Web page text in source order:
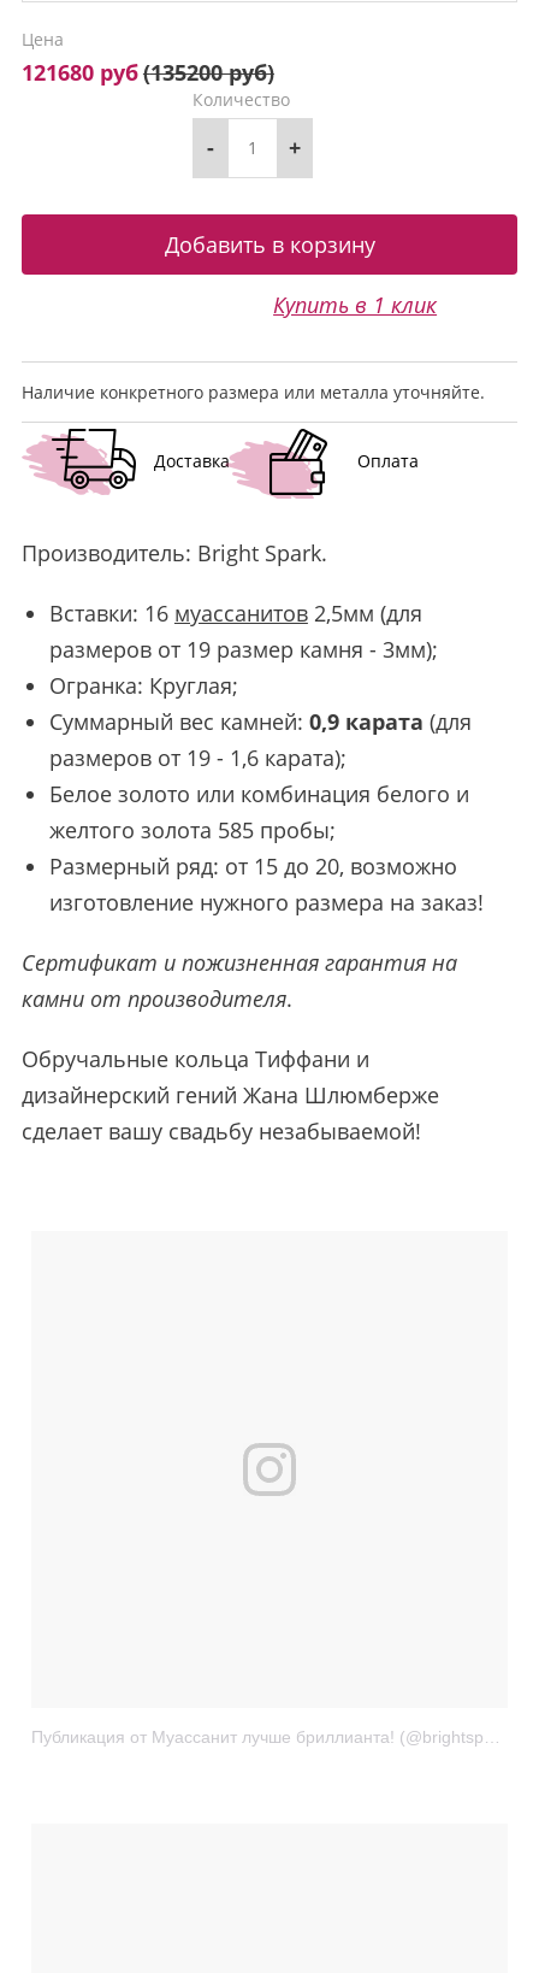
Цена
121680 руб(135200 руб)
Количество
- +
Купить в 1 клик
Наличие конкретного размера или металла уточняйте.
Доставка Оплата
Производитель: Bright Spark.
Вставки: 16 муассанитов2,5мм (для
размеров от 19 размер камня - 3мм);
Огранка: Круглая;
Суммарный вес камней: 0,9 карата (для
размеров от 19 - 1,6 карата);
Белое золото или комбинация белого и
желтого золота 585 пробы;
Размерный ряд: от 15 до 20, возможно
изготовление нужного размера на заказ!
Сертификат и пожизненная гарантия на
камни от производителя.
Обручальные кольца Тиффани и
дизайнерский гений Жана Шлюмберже
сделает вашу свадьбу незабываемой!